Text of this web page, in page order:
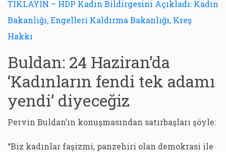
TIKLAYIN – HDP Kadın Bildirgesini Açıkladı: Kadın
Bakanlığı, Engelleri Kaldırma Bakanlığı, Kreş
Hakkı
Buldan: 24 Haziran’da
‘Kadınların fendi tek adamı
yendi’ diyeceğiz
Pervin Buldan’ın konuşmasından satırbaşları şöyle:
“Biz kadınlar faşizmi, panzehiri olan demokrasi ile